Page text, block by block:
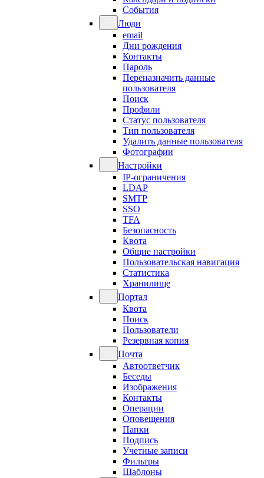
События
Люди
email
Дни рождения
Контакты
Пароль
Переназначить данные
пользователя
Поиск
Профили
Статус пользователя
Тип пользователя
Удалить данные пользователя
Фотографии
Настройки
IP-ограничения
LDAP
SMTP
SSO
TFA
Безопасность
Квота
Общие настройки
Пользовательская навигация
Статистика
Хранилище
Портал
Квота
Поиск
Пользователи
Резервная копия
Почта
Автоответчик
Беседы
Изображения
Контакты
Операции
Оповещения
Папки
Подпись
Учетные записи
Фильтры
Шаблоны